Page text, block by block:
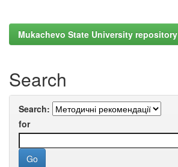
Mukachevo State University repository
Search
Search:
for